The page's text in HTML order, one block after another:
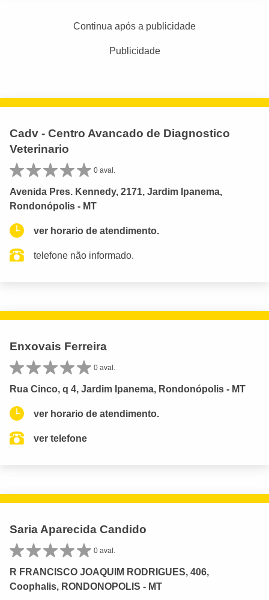
Continua após a publicidade
Publicidade
Cadv - Centro Avancado de Diagnostico
Veterinario
0 aval.
Avenida Pres. Kennedy, 2171, Jardim Ipanema,
Rondonópolis - MT
ver horario de atendimento.
telefone não informado.
Enxovais Ferreira
0 aval.
Rua Cinco, q 4, Jardim Ipanema, Rondonópolis - MT
ver horario de atendimento.
ver telefone
Saria Aparecida Candido
0 aval.
R FRANCISCO JOAQUIM RODRIGUES, 406,
Coophalis, RONDONOPOLIS - MT